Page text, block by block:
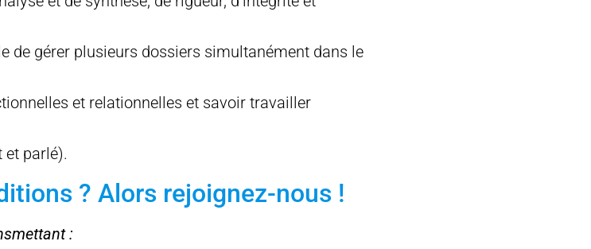
de gérer plusieurs dossiers simultanément dans le
et relationnelles et savoir travailler
et parlé).
? Alors rejoignez-nous !
: